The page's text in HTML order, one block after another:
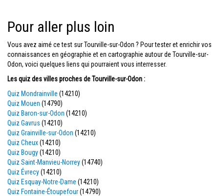
Pour aller plus loin
Vous avez aimé ce test sur Tourville-sur-Odon ? Pour tester et enrichir vos
connaissances en géographie et en cartographie autour de Tourville-sur-
Odon, voici quelques liens qui pourraient vous interresser.
Les quiz des villes proches de Tourville-sur-Odon :
Quiz Mondrainville (14210)
Quiz Mouen (14790)
Quiz Baron-sur-Odon (14210)
Quiz Gavrus (14210)
Quiz Grainville-sur-Odon (14210)
Quiz Cheux(14210)
Quiz Bougy(14210)
Quiz Saint-Manvieu-Norrey(14740)
Quiz Évrecy(14210)
Quiz Esquay-Notre-Dame (14210)
Quiz Fontaine-Étoupefour(14790)